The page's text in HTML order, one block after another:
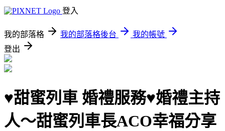
登入
我的部落格 我的部落格後台
我的帳號
登出
♥甜蜜列車 婚禮服務♥婚禮主持
人～甜蜜列車長ACO幸福分享